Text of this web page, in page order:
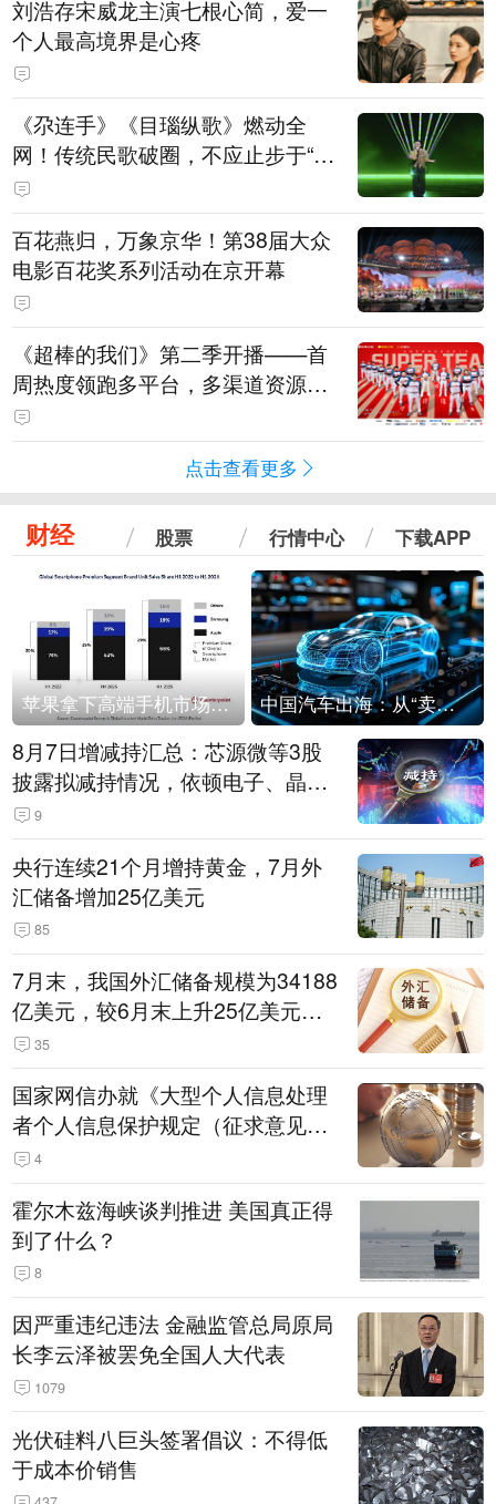
刘浩存宋威龙主演七根心简，爱一
个人最高境界是心疼
《尕连手》《目瑙纵歌》燃动全
网！传统民歌破圈，不应止步于“上
头”
百花燕归，万象京华！第38届大众
电影百花奖系列活动在京开幕
《超棒的我们》第二季开播——首
周热度领跑多平台，多渠道资源加
持助推棒球文化出圈
点击查看更多
财经 股票 行情中心 下载APP
苹果拿下高端手机市场65%的份额：iPhone 17系列功不可没 中国汽车出海：从“卖出去”到“走进去”
8月7日增减持汇总：芯源微等3股
披露拟减持情况，依顿电子、晶华
微拟增持（表）
9
央行连续21个月增持黄金，7月外
汇储备增加25亿美元
85
7月末，我国外汇储备规模为34188
亿美元，较6月末上升25亿美元，
升幅为0.07%
35
国家网信办就《大型个人信息处理
者个人信息保护规定（征求意见
稿）》公开征求意见
4
霍尔木兹海峡谈判推进 美国真正得
到了什么？
8
因严重违纪违法 金融监管总局原局
长李云泽被罢免全国人大代表
1079
光伏硅料八巨头签署倡议：不得低
于成本价销售